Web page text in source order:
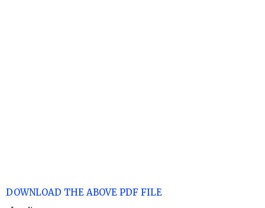
DOWNLOAD THE ABOVE PDF FILE